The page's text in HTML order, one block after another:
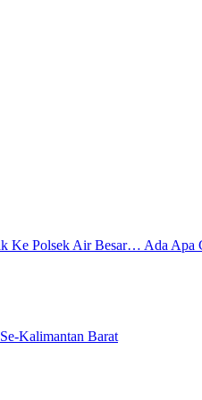
Ke Polsek Air Besar… Ada Apa
Kalimantan Barat